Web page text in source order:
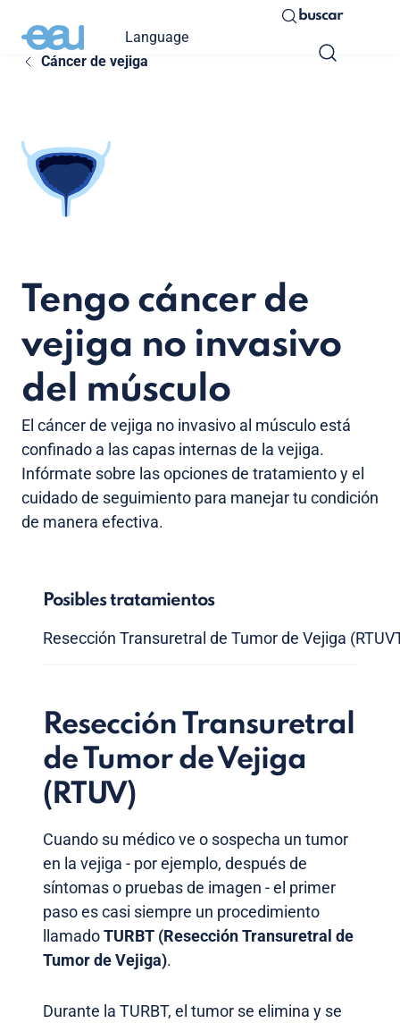
Language
buscar
Cáncer de vejiga
Tengo cáncer de
vejiga no invasivo
del músculo
El cáncer de vejiga no invasivo al músculo está
confinado a las capas internas de la vejiga.
Infórmate sobre las opciones de tratamiento y el
cuidado de seguimiento para manejar tu condición
de manera efectiva.
Posibles tratamientos
Resección Transuretral de Tumor de Vejiga
Resección Transuretral
de Tumor de Vejiga
(RTUV)
Cuando su médico ve o sospecha un tumor
en la vejiga - por ejemplo, después de
síntomas o pruebas de imagen - el primer
paso es casi siempre un procedimiento
llamadoTURBT (Resección Transuretral de
Tumor de Vejiga).
Durante la TURBT, el tumor se elimina y se